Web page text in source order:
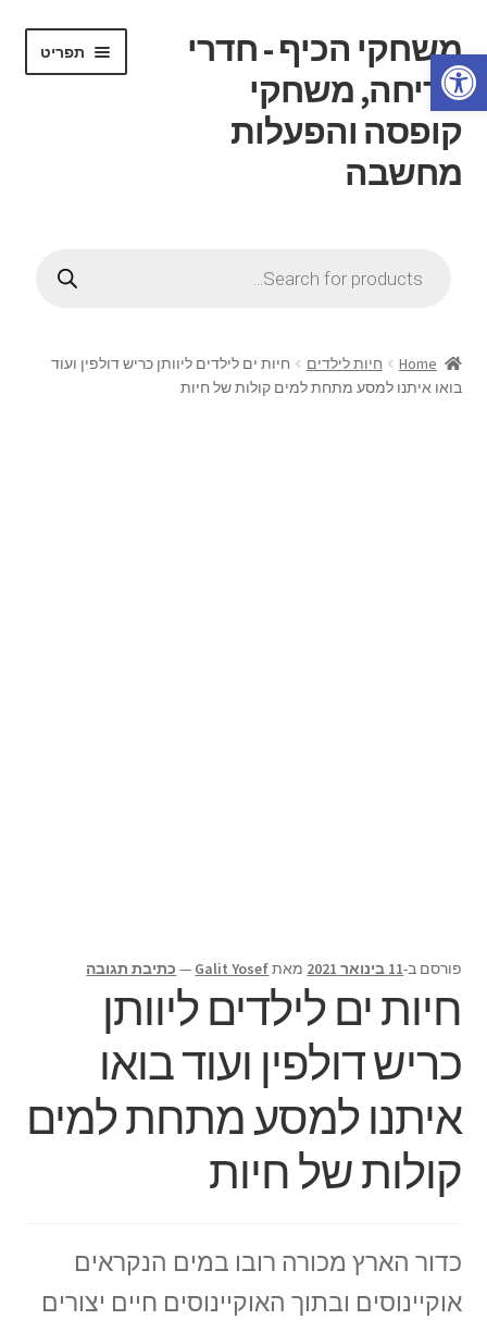
פתח סרגל נגישות
דלג
לניווט
לדלג
לתוכן
משחקי הכיף - חדרי
בריחה, משחקי
קופסה והפעלות
מחשבה
תפריט
תפריט
הרחב
הילד
את
חדרי בריחה
search
Home חיות לילדים
חיות ים לילדים ליוותן כריש דולפין ועוד
בואו איתנו למסע מתחת למים קולות של חיות
פורסם ב-11 בינואר 2021 מאתGalit Yosef
— כתיבת תגובה
חיות ים לילדים ליוותן
כריש דולפין ועוד בואו
איתנו למסע מתחת למים
קולות של חיות
כדור הארץ מכורה רובו במים הנקראים
אוקיינוסים ובתוך האוקיינוסים חיים יצורים